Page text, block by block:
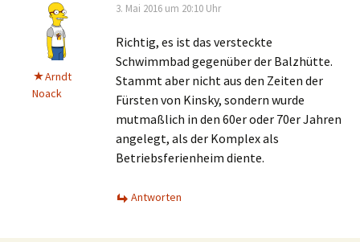
Arndt
Noack
3. Mai 2016 um 20:10 Uhr
Richtig, es ist das versteckte
Schwimmbad gegenüber der Balzhütte.
Stammt aber nicht aus den Zeiten der
Fürsten von Kinsky, sondern wurde
mutmaßlich in den 60er oder 70er Jahren
angelegt, als der Komplex als
Betriebsferienheim diente.
Antworten